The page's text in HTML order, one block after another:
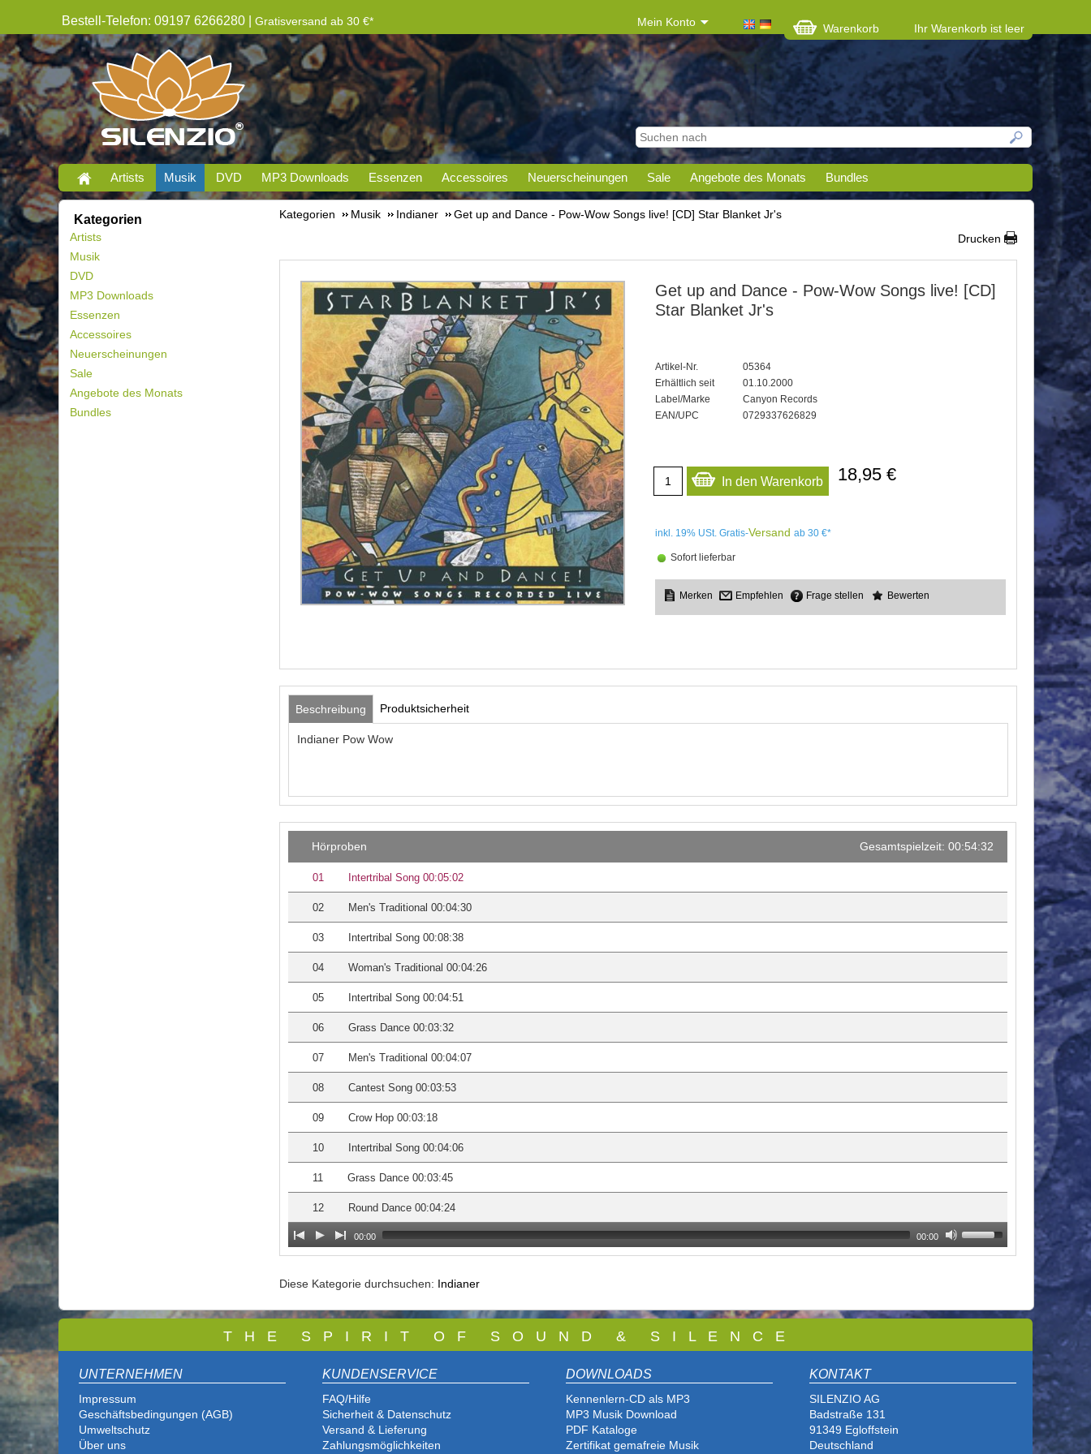
Bestell-Telefon: 09197 6266280 | Gratisversand ab 30 €* Mein Konto Warenkorb Ihr Warenkorb ist leer
Artists Musik DVD MP3 Downloads Essenzen Accessoires Neuerscheinungen Sale Angebote des Monats Bundles
Kategorien
Artists
Musik
DVD
MP3 Downloads
Essenzen
Accessoires
Neuerscheinungen
Sale
Angebote des Monats
Bundles
Kategorien Musik Indianer
Get up and Dance - Pow-Wow Songs live! [CD] Star Blanket Jr's
Drucken
Get up and Dance - Pow-Wow Songs live! [CD]
Star Blanket Jr's
Artikel-Nr.
05364
Erhältlich seit
01.10.2000
Label/Marke
Canyon Records
EAN/UPC
0729337626829
In den Warenkorb 18,95 €
inkl. 19% USt. Gratis-Versand ab 30 €*
Sofort lieferbar
Empfehlen Frage stellen Bewerten
Beschreibung Produktsicherheit
Indianer Pow Wow
Hörproben Gesamtspielzeit: 00:54:32
01 Intertribal Song 00:05:02
02 Men's Traditional 00:04:30
03 Intertribal Song 00:08:38
04 Woman's Traditional 00:04:26
05 Intertribal Song 00:04:51
06 Grass Dance 00:03:32
07 Men's Traditional 00:04:07
08 Cantest Song 00:03:53
09 Crow Hop 00:03:18
10 Intertribal Song 00:04:06
11 Grass Dance 00:03:45
12 Round Dance 00:04:24
00:00 00:00
Diese Kategorie durchsuchen: Indianer
T H E S P I R I T O F S O U N D & S I L E N C E
UNTERNEHMEN
Impressum
Geschäftsbedingungen (AGB)
Umweltschutz
Über uns
KUNDENSERVICE
FAQ/Hilfe
Sicherheit & Datenschutz
Versand & Lieferung
Zahlungsmöglichkeiten
DOWNLOADS
Kennenlern-CD als MP3
MP3 Musik Download
PDF Kataloge
Zertifikat gemafreie Musik
KONTAKT
SILENZIO AG
Badstraße 131
91349 Egloffstein
Deutschland